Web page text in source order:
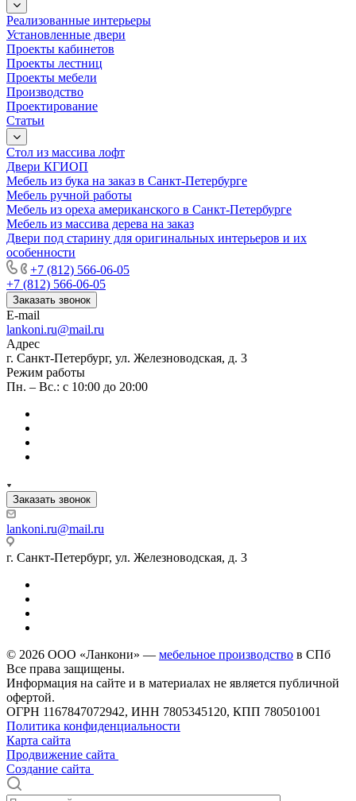
Реализованные интерьеры
Установленные двери
Проекты кабинетов
Проекты лестниц
Проекты мебели
Производство
Проектирование
Статьи
Стол из массива лофт
Двери КГИОП
Мебель из бука на заказ в Санкт-Петербурге
Мебель ручной работы
Мебель из ореха американского в Санкт-Петербурге
Мебель из массива дерева на заказ
Двери под старину для оригинальных интерьеров и их
особенности
+7 (812) 566-06-05
+7 (812) 566-06-05
Заказать звонок
E-mail
lankoni.ru@mail.ru
Адрес
г. Санкт-Петербург, ул. Железноводская, д. 3
Режим работы
Пн. – Вс.: с 10:00 до 20:00
Заказать звонок
lankoni.ru@mail.ru
г. Санкт-Петербург, ул. Железноводская, д. 3
© 2026 ООО «Ланкони» — мебельное производство в СПб
Все права защищены.
Информация на сайте и в материалах не является публичной
офертой.
ОГРН 1167847072942, ИНН 7805345120, КПП 780501001
Политика конфиденциальности
Карта сайта
Продвижение сайта
Создание сайта